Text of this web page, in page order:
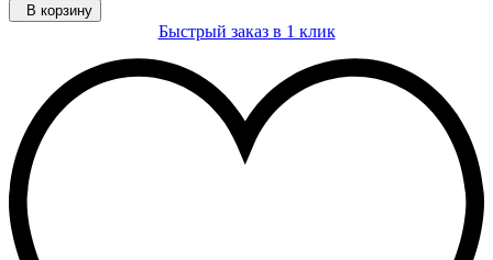
В корзину
Быстрый заказ в 1 клик